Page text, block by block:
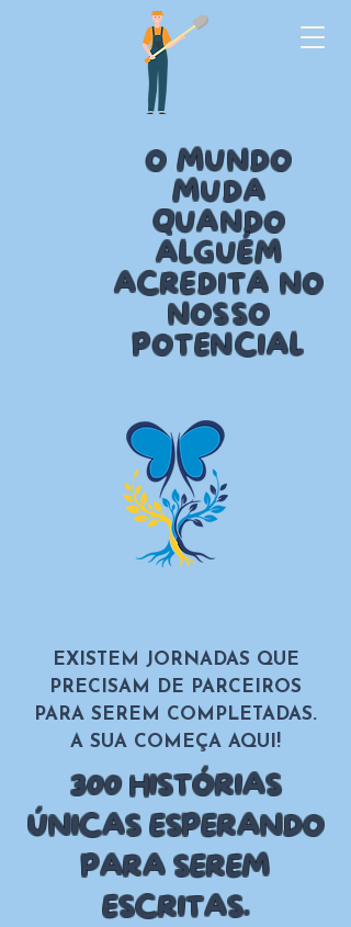
O MUNDO
MUDA
QUANDO
ALGUÉM
ACREDITA NO
NOSSO
POTENCIAL
EXISTEM JORNADAS QUE
PRECISAM DE PARCEIROS
PARA SEREM COMPLETADAS.
A SUA COMEÇA AQUI!
300 HISTÓRIAS
ÚNICAS ESPERANDO
PARA SEREM
ESCRITAS.